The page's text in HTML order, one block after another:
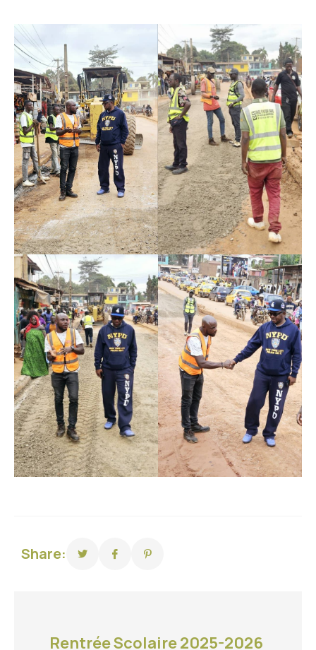
Share:
Rentrée Scolaire 2025-2026